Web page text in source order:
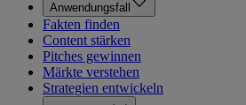
Anwendungsfall
Fakten finden
Content stärken
Pitches gewinnen
Märkte verstehen
Strategien entwickeln